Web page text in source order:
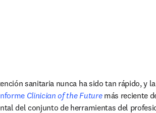
sanitaria nunca ha sido tan rápido, y
Clinician of the Future más reciente
del conjunto de herramientas del